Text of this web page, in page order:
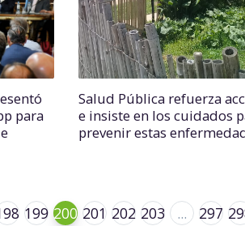
para
Salud Pública refuerza
e insiste en los cuidados
prevenir estas
199 200 201 202 203 ... 297